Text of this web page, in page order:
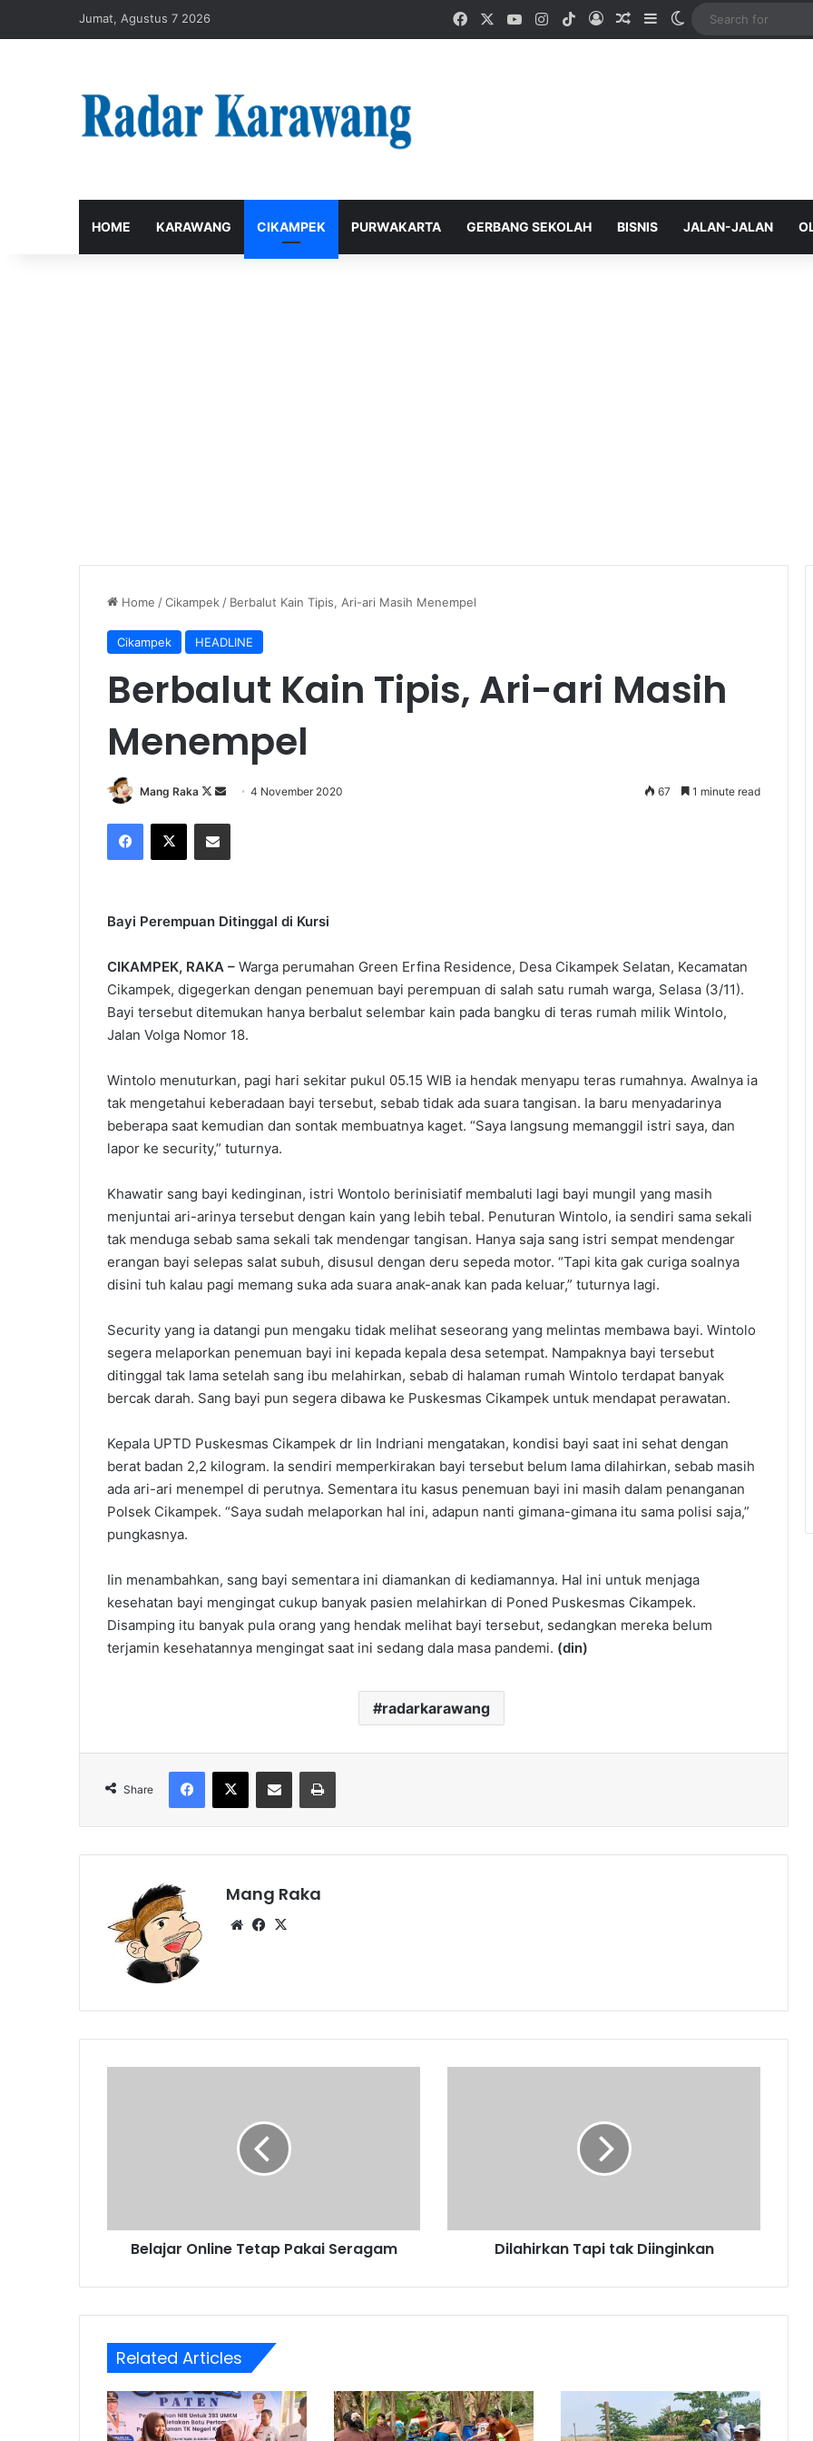
Jumat, Agustus 7 2026 FacebookYouTubeInstagram
TikTokLog InRandom Article
SidebarSwitch skin
HOME KARAWANG CIKAMPEK PURWAKARTA GERBANG SEKOLAH BISNIS JALAN-JALAN
Home /Cikampek / Berbalut Kain Tipis, Ari-ari Masih Menempel
Cikampek HEADLINE
Berbalut Kain Tipis, Ari-ari Masih
Menempel
Mang Raka
Follow
X
Send4 November 2020 67 1 minute read
Facebook
X Share via Email
Bayi Perempuan Ditinggal di Kursi
CIKAMPEK, RAKA – Warga perumahan Green Erfina Residence, Desa Cikampek Selatan, Kecamatan
Cikampek, digegerkan dengan penemuan bayi perempuan di salah satu rumah warga, Selasa (3/11).
Bayi tersebut ditemukan hanya berbalut selembar kain pada bangku di teras rumah milik Wintolo,
Jalan Volga Nomor 18.
Wintolo menuturkan, pagi hari sekitar pukul 05.15 WIB ia hendak menyapu teras rumahnya. Awalnya ia
tak mengetahui keberadaan bayi tersebut, sebab tidak ada suara tangisan. Ia baru menyadarinya
beberapa saat kemudian dan sontak membuatnya kaget. “Saya langsung memanggil istri saya, dan
lapor ke security,” tuturnya.
Khawatir sang bayi kedinginan, istri Wontolo berinisiatif membaluti lagi bayi mungil yang masih
menjuntai ari-arinya tersebut dengan kain yang lebih tebal. Penuturan Wintolo, ia sendiri sama sekali
tak menduga sebab sama sekali tak mendengar tangisan. Hanya saja sang istri sempat mendengar
erangan bayi selepas salat subuh, disusul dengan deru sepeda motor. “Tapi kita gak curiga soalnya
disini tuh kalau pagi memang suka ada suara anak-anak kan pada keluar,” tuturnya lagi.
Security yang ia datangi pun mengaku tidak melihat seseorang yang melintas membawa bayi. Wintolo
segera melaporkan penemuan bayi ini kepada kepala desa setempat. Nampaknya bayi tersebut
ditinggal tak lama setelah sang ibu melahirkan, sebab di halaman rumah Wintolo terdapat banyak
bercak darah. Sang bayi pun segera dibawa ke Puskesmas Cikampek untuk mendapat perawatan.
Kepala UPTD Puskesmas Cikampek dr Iin Indriani mengatakan, kondisi bayi saat ini sehat dengan
berat badan 2,2 kilogram. Ia sendiri memperkirakan bayi tersebut belum lama dilahirkan, sebab masih
ada ari-ari menempel di perutnya. Sementara itu kasus penemuan bayi ini masih dalam penanganan
Polsek Cikampek. “Saya sudah melaporkan hal ini, adapun nanti gimana-gimana itu sama polisi saja,”
pungkasnya.
Iin menambahkan, sang bayi sementara ini diamankan di kediamannya. Hal ini untuk menjaga
kesehatan bayi mengingat cukup banyak pasien melahirkan di Poned Puskesmas Cikampek.
Disamping itu banyak pula orang yang hendak melihat bayi tersebut, sedangkan mereka belum
terjamin kesehatannya mengingat saat ini sedang dala masa pandemi. (din)
radarkarawang
Share
Facebook
X Share via Email Print
Mang Raka
WebsiteFacebook
Belajar Online Tetap Pakai Seragam Dilahirkan Tapi tak Diinginkan
Related Articles